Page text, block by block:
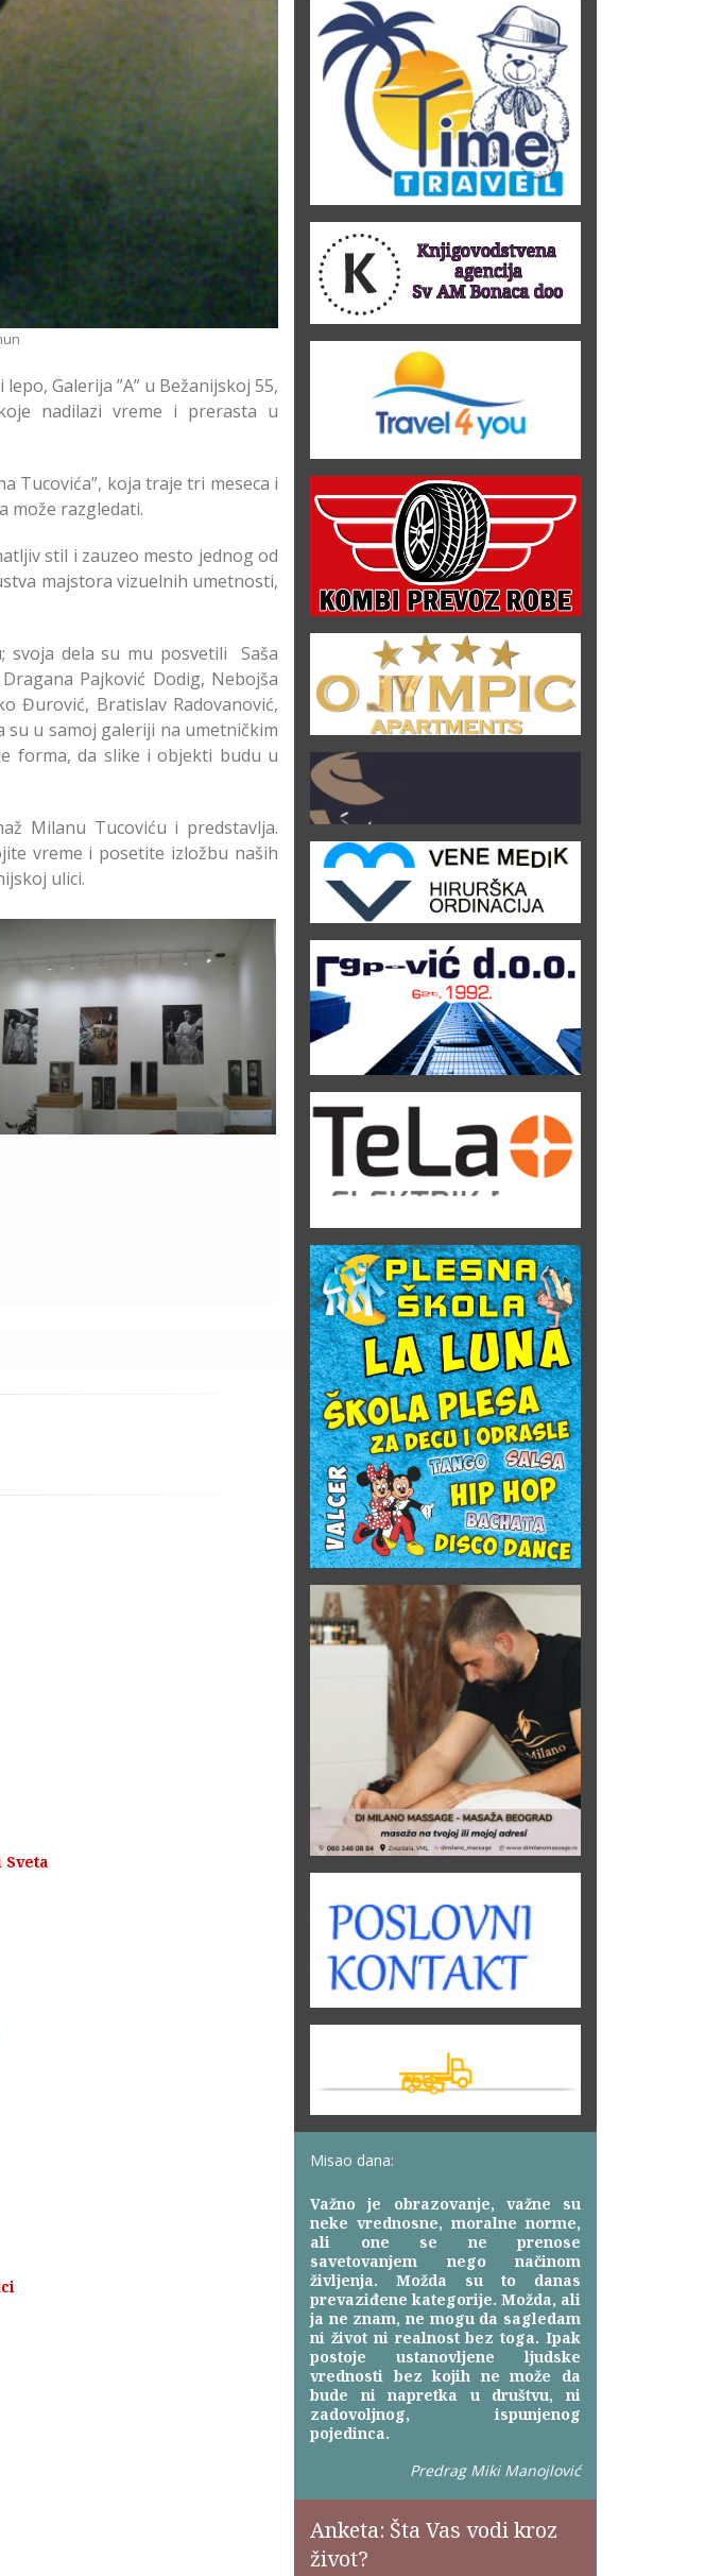
Galerija ”A” u Bežanijskoj 55,
nadilazi vreme i prerasta u
Tucovića”, koja traje tri meseca i
može razgledati.
stil i zauzeo mesto jednog od
majstora vizuelnih umetnosti,
svoja dela su mu posvetili Saša
Pajković Dodig, Nebojša
Đurović, Bratislav Radovanović,
su u samoj galeriji na umetničkim
forma, da slike i objekti budu u
Milanu Tucoviću i predstavlja.
vreme i posetite izložbu naših
ulici.
Omaž Milanu Tucoviću u
Galeriji A
Misao dana:
Važno je obrazovanje, važne su
neke vrednosne, moralne norme,
ali one se ne prenose
savetovanjem nego načinom
življenja. Možda su to danas
prevaziđene kategorije. Možda, ali
ja ne znam, ne mogu da sagledam
ni život ni realnost bez toga. Ipak
postoje ustanovljene ljudske
vrednosti bez kojih ne može da
bude ni napretka u društvu, ni
zadovoljnog, ispunjenog
pojedinca.
Predrag Miki Manojlović
Anketa: Šta Vas vodi kroz
život?